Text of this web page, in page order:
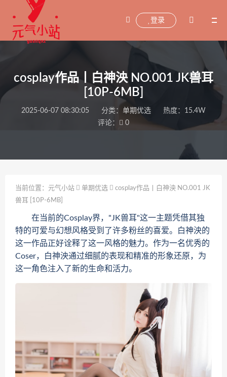
登录
cosplay作品丨白神泱 NO.001 JK兽耳
[10P-6MB]
2025-06-07 08:30:05 分类： 单期优选
热度：15.4W
评论：
0
当前位置： 元气小站 单期优选
cosplay作品丨白神泱 NO.001 JK
兽耳 [10P-6MB]
在当前的Cosplay界，"JK兽耳"这一主题凭借其独
特的可爱与幻想风格受到了许多粉丝的喜爱。白神泱的
这一作品正好诠释了这一风格的魅力。作为一名优秀的
Coser，白神泱通过细腻的表现和精准的形象还原，为
这一角色注入了新的生命和活力。